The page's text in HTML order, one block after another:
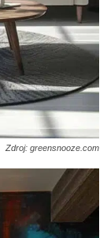
Zdroj: greensnooze.com